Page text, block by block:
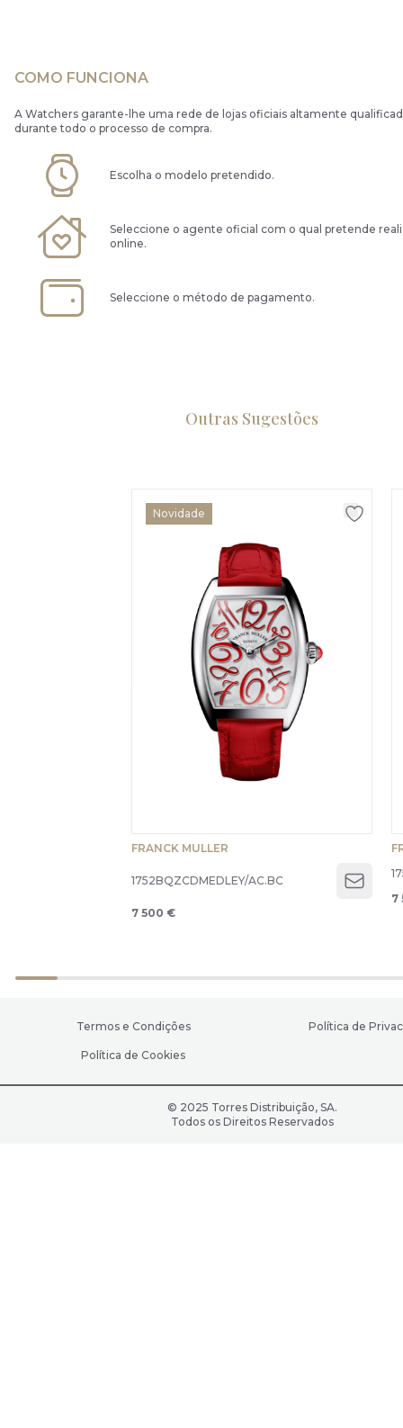
COMO FUNCIONA
A Watchers garante-lhe uma rede de lojas oficiais altamente
durante todo o processo de compra.
Escolha o modelo pretendido.
Seleccione o agente oficial com o qual pretende
online.
Seleccione o método de pagamento.
Outras Sugestões
Novidade
FRANCK MULLER
1752BQZCDMEDLEY/AC.BC
Open
7 500 €
7
Termos e Condições Política de
Política de Cookies
© 2025 Torres Distribuição, SA.
Todos os Direitos Reservados